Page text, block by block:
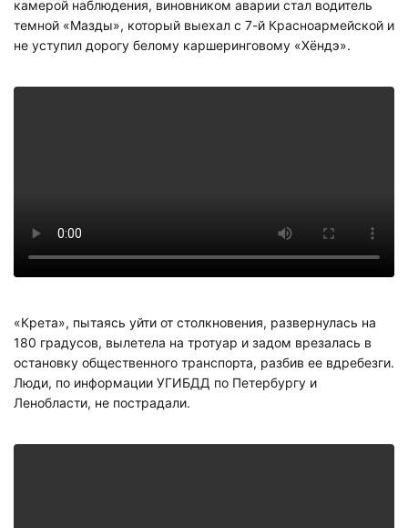
камерой наблюдения, виновником аварии стал водитель
темной «Мазды», который выехал с 7-й Красноармейской и
не уступил дорогу белому каршеринговому «Хёндэ».
«Крета», пытаясь уйти от столкновения, развернулась на
180 градусов, вылетела на тротуар и задом врезалась в
остановку общественного транспорта, разбив ее вдребезги.
Люди, по информации УГИБДД по Петербургу и
Ленобласти, не пострадали.